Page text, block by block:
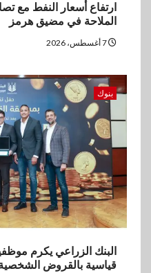
ارتفاع أسعار النفط مع
الملاحة في مضيق هرمز
بنوك
البنك الزراعي يكرم
قياسية بالقروض الشخصية